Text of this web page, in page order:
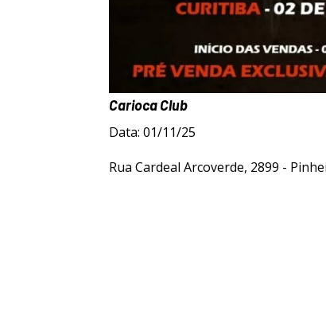
Carioca Club
Data: 01/11/25
Rua Cardeal Arcoverde, 2899 -